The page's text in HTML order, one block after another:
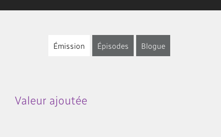
Émission Épisodes Blogue
Valeur ajoutée